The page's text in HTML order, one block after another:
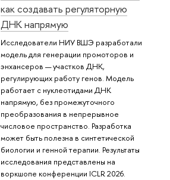
как создавать регуляторную
ДНК напрямую
Исследователи НИУ ВШЭ разработали
модель для генерации промоторов и
энхансеров — участков ДНК,
регулирующих работу генов. Модель
работает с нуклеотидами ДНК
напрямую, без промежуточного
преобразования в непрерывное
числовое пространство. Разработка
может быть полезна в синтетической
биологии и генной терапии. Результаты
исследования представлены на
воркшопе конференции ICLR 2026.